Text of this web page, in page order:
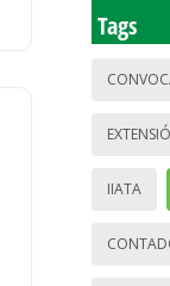
Tags
IIATA